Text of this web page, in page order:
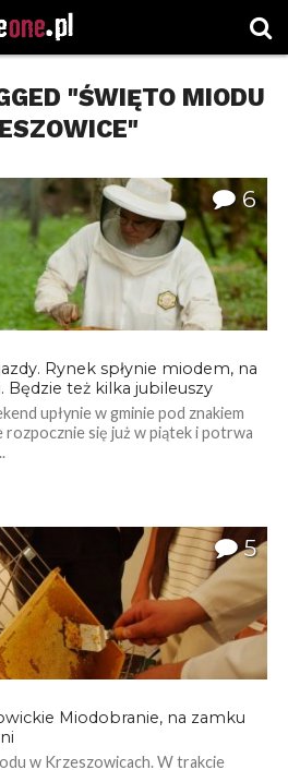
"ŚWIĘTO MIODU
6
Rynek spłynie miodem, na
też kilka jubileuszy
upłynie w gminie pod znakiem
się już w piątek i potrwa
5
Miodobranie, na zamku
w Krzeszowicach. W trakcie